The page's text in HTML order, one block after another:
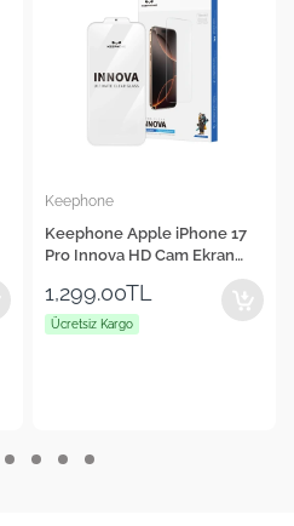
Cepax
Cepax Foldable iPad Air 11"
2024 Kalem Bölmeli Standlı
1,560.00TL
Ücretsiz Kargo